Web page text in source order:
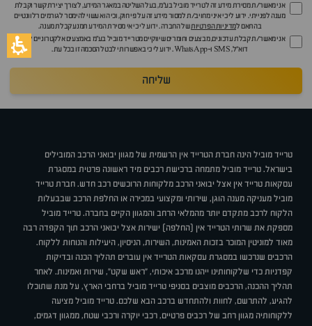
אני מאשר/ת מסירת מידע זה לטרייד מוביל בע"מ, בעל השליטה במאגר המידע, לצורך יצירת קשר וקבלת
מענה לפנייתי. ידוע לי כי איני מחויב/ת למסור מידע זה על פי חוק, וכי הוא עשוי להימסר לגורמים רלוונטיים
בהתאם למדיניות הפרטיותשל החברה. ידוע לי כי אי מסירת המידע תמנע קבלת מענה.
אני מאשר/ת קבלת עדכונים, מבצעים וחומרים שיווקיים מטרייד מוביל בע"מ באמצעים אלקטרוניים לרבות
דוא״ל, SMS ו-WhatsApp. ידוע לי כי באפשרותי לבטל הסכמה זו בכל עת.
שליחה
טרייד מוביל הינה חברת הטרייד אין הרשמית של מגוון יבואני הרכב המובילים
בישראל. טרייד מוביל מתמחה ברכישת רכבים מיד ראשונה פרטית במסגרת
עסקאות טרייד אין אצל יבואני הרכב מלקוחות הרוכשים רכב חדש. חברת טרייד
מוביל מעניקה מענה הוגן, שירותי ומקצועי במכירה או החלפת הרכב שבבעלות
הלקוח לרכב מתקדם יותר מהמלאי הרחב והמגוון הקיים בחברה. טרייד מוביל
מספקת את שרותי הטרייד אין (החלפה) ישירות אצל יבואני הרכב תוך הקפדה רבה
מאוד למוניטין המוכר בזכות האמינות, השירות, הניסיון, היעילות והנוחות ללקוח.
הרכבים שנרכשו במסגרת עסקאות הטרייד אין עוברים תהליך הכנה ובדיקות
קפדניות כדי שלקוחותינו ייהנו מרכב איכותי, "ראש שקט", שירות ואמינות. לאחר
תהליך ההכנה, הרכבים מוצבים בסניפי טרייד מוביל ברחבי הארץ, על מנת שתוכלו
להגיע, להתרשם, לחוות ולהתחדש ברכב הבא שלכם. טרייד מוביל מציעה
ללקוחותיה מגוון רחב של רכבים פרטיים, רכבי יוקרה ורכבי שטח, ממגוון דגמים,